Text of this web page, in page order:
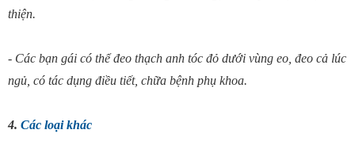
thiện.
- Các bạn gái có thể đeo thạch anh tóc đỏ dưới vùng eo, đeo cả lúc
ngủ, có tác dụng điều tiết, chữa bệnh phụ khoa.
4. Các loại khác